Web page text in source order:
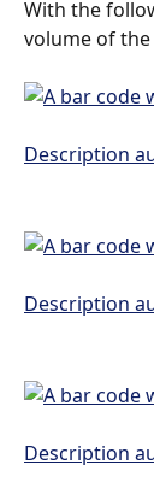
With the
volume of